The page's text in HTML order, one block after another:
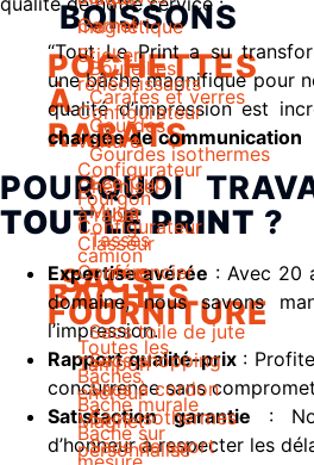
magnétique
Sticker
réfléchissants
Configurateur
voiture
Configurateur
Fourgon
Configurateur
camion
BACHES
Toutes les
Bâches
Bache murale
Bache sur
Carnet
POCHETTES
À
RABATS
Chemise
à rabat
Classeur
Conférencier
FOURNITURE
Tampon
encreur
Magnet
personnalisé
BOISSONS
Bouteilles
Carafes et verres
Gourdes
Gourdes isothermes
Eco Cup
Mugs
Tasses
SACS
Sacs toile de jute
Sacs shopping
Sacs à cordon
Sacs isothermes
Sacs de sport
“Tout Le Print a su
une bâche magnifique pour
qualité d’impression est
chargée de communication
POURQUOI
TOUT LE PRINT ?
Expertise avérée : Avec 20
domaine, nous savons
l’impression.
Rapport qualité-prix:
concurrence sans
Satisfaction garantie :
d’honneur à respecter les